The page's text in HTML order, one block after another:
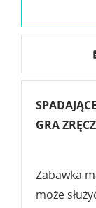
GRA
Zabawka
może